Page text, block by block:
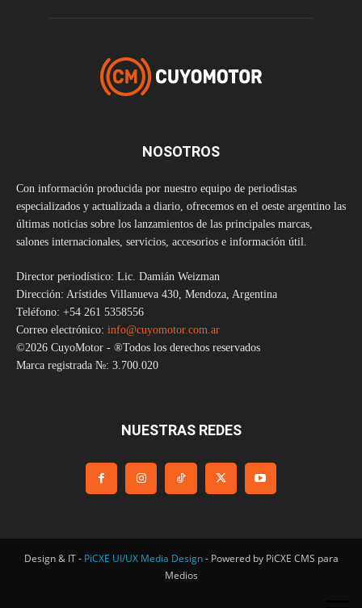
NOSOTROS
Con información producida por nuestro equipo de periodistas
especializados y actualizada a diario, ofrecemos en el oeste argentino las
últimas noticias sobre los lanzamientos de las principales marcas,
salones internacionales, servicios, accesorios e información útil.
Director periodístico: Lic. Damián Weizman
Dirección: Arístides Villanueva 430, Mendoza, Argentina
Teléfono: +54 261 5358556
Correo electrónico: info@cuyomotor.com.ar
©2026 CuyoMotor - ®Todos los derechos reservados
Marca registrada №: 3.700.020
NUESTRAS REDES
Design & IT - PiCXE UI/UX Media Design- Powered by PiCXE CMS para
Medios